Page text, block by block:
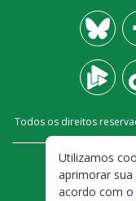
Todos os direitos
Utilizamos
aprimorar sua
acordo com o